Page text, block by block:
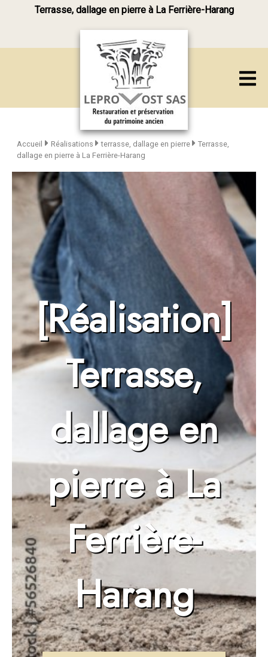
Terrasse, dallage en pierre à La Ferrière-Harang
Accueil Réalisations terrasse, dallage en pierre
Terrasse,
dallage en pierre à La Ferrière-Harang
[Réalisation]
Terrasse,
dallage en
pierre à La
Ferrière-
Harang